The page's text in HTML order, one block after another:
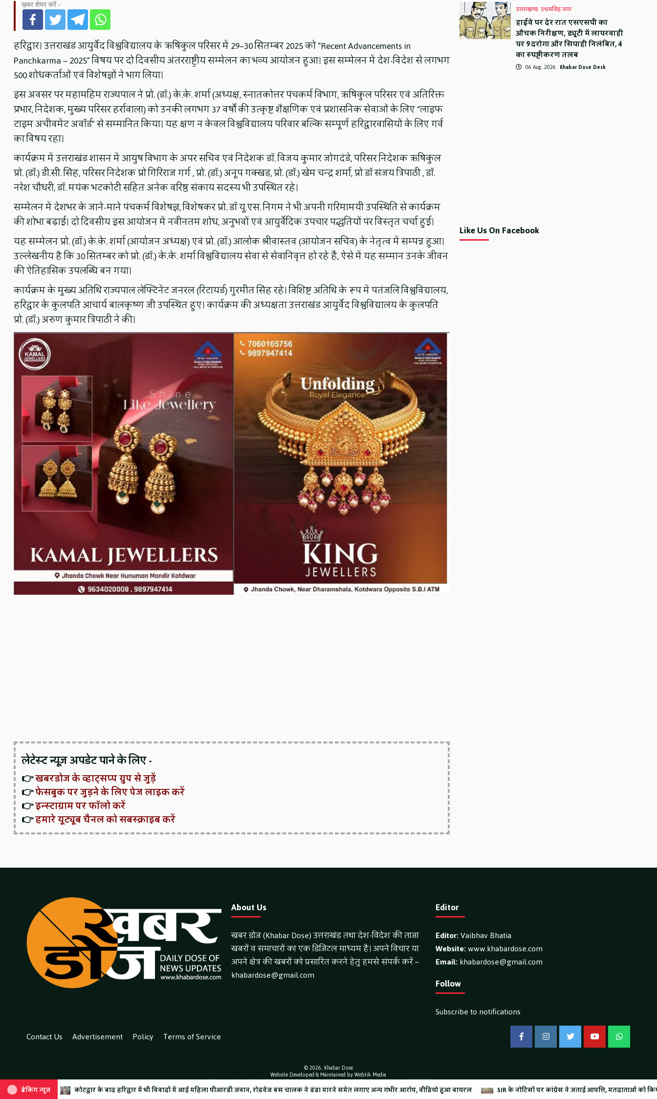
ख़बर शेयर करें -
हरिद्वार। उत्तराखंड आयुर्वेद विश्वविद्यालय के ऋषिकुल परिसर में 29–30 सितम्बर 2025 को “Recent Advancements in
Panchkarma – 2025” विषय पर दो दिवसीय अंतरराष्ट्रीय सम्मेलन का भव्य आयोजन हुआ। इस सम्मेलन में देश-विदेश से लगभग
500 शोधकर्ताओं एवं विशेषज्ञों ने भाग लिया।
इस अवसर पर महामहिम राज्यपाल ने प्रो. (डॉ.) के.के. शर्मा (अध्यक्ष, स्नातकोत्तर पंचकर्म विभाग, ऋषिकुल परिसर एवं अतिरिक्त
प्रभार, निदेशक, मुख्य परिसर हर्रावाला) को उनकी लगभग 37 वर्षों की उत्कृष्ट शैक्षणिक एवं प्रशासनिक सेवाओं के लिए “लाइफ
टाइम अचीवमेंट अवॉर्ड” से सम्मानित किया। यह क्षण न केवल विश्वविद्यालय परिवार बल्कि सम्पूर्ण हरिद्वारवासियों के लिए गर्व
का विषय रहा।
कार्यक्रम में उत्तराखंड शासन में आयुष विभाग के अपर सचिव एवं निदेशक डॉ. विजय कुमार जोगदंडे, परिसर निदेशक ऋषिकुल
प्रो. (डॉ.) डी.सी. सिंह, परिसर निदेशक प्रो गिरिराज गर्ग , प्रो. (डॉ.) अनूप गक्खड़, प्रो. (डॉ.) खेम चन्द्र शर्मा, प्रो डॉ संजय त्रिपाठी , डॉ.
नरेश चौधरी, डॉ. मयंक भटकोटी सहित अनेक वरिष्ठ संकाय सदस्य भी उपस्थित रहे।
सम्मेलन में देशभर के जाने-माने पंचकर्म विशेषज्ञ, विशेषकर प्रो. डॉ यू.एस. निगम ने भी अपनी गरिमामयी उपस्थिति से कार्यक्रम
की शोभा बढ़ाई। दो दिवसीय इस आयोजन में नवीनतम शोध, अनुभवों एवं आयुर्वेदिक उपचार पद्धतियों पर विस्तृत चर्चा हुई।
यह सम्मेलन प्रो. (डॉ.) के.के. शर्मा (आयोजन अध्यक्ष) एवं प्रो. (डॉ.) आलोक श्रीवास्तव (आयोजन सचिव) के नेतृत्व में सम्पन्न हुआ।
उल्लेखनीय है कि 30 सितम्बर को प्रो. (डॉ.) के.के. शर्मा विश्वविद्यालय सेवा से सेवानिवृत्त हो रहे हैं, ऐसे में यह सम्मान उनके जीवन
की ऐतिहासिक उपलब्धि बन गया।
कार्यक्रम के मुख्य अतिथि राज्यपाल लेफ्टिनेंट जनरल (रिटायर्ड) गुरमीत सिंह रहे। विशिष्ट अतिथि के रूप में पतंजलि विश्वविद्यालय,
हरिद्वार के कुलपति आचार्य बालकृष्ण जी उपस्थित हुए। कार्यक्रम की अध्यक्षता उत्तराखंड आयुर्वेद विश्वविद्यालय के कुलपति
प्रो. (डॉ.) अरुण कुमार त्रिपाठी ने की।
लेटेस्ट न्यूज़ अपडेट पाने के लिए -
👉खबरडोज के व्हाट्सप्प ग्रुप से जुड़ें
👉फेसबुक पर जुड़ने के लिए पेज लाइक करें
👉इन्स्टाग्राम पर फॉलो करें
👉हमारे यूट्यूब चैनल को सबस्क्राइब करें
उत्तराखण्ड उधमसिंह नगर
हाईवे पर देर रात एसएसपी का
औचक निरीक्षण, ड्यूटी में लापरवाही
पर 9 दरोगा और सिपाही निलंबित, 4
का स्पष्टीकरण तलब
06 Aug, 2026 Khabar Dose Desk
Like Us On Facebook
ब्रेकिंग न्यूज़
गंभीर आरोप, वीडियो हुआ वायरल SIR के नोटिसों पर कांग्रेस ने जताई आपत्ति, मतदाताओं को किया जा रहा परेशान: बोले राष्ट्रीय प्रवक्ता आलोक शर्मा कोटद्वार पुलिस ने घर में चोरी का किया खुलासा, तीन शातिर चोर गिरफ्तार, सोने-
About Us
खबर डोज (Khabar Dose) उत्तराखंड तथा देश-विदेश की ताजा
खबरों व समाचारों का एक डिजिटल माध्यम है। अपने विचार या
अपने क्षेत्र की खबरों को प्रसारित करने हेतु हमसे संपर्क करें –
khabardose@gmail.com
Editor
Editor:Vaibhav Bhatia
Website:www.khabardose.com
Email:khabardose@gmail.com
Follow
Subscribe to notifications
Contact Us
Advertisement Policy Terms of Service FacebookInstagramTwitter YouTubeWhatsApp
© 2026, Khabar Dose
Website Developed & Maintained by Webtik Media
All content and news on this website are published solely by the website owner. Webtik Media assumes no responsibility for its content.
ब्रेकिंग न्यूज़
के बाद हरिद्वार में भी विवादों में आई महिला पीआरडी जवान, रोडवेज बस चालक ने डंडा मारने समेत लगाए अन्य गंभीर आरोप, वीडियो हुआ वायरल SIR के नोटिसों पर कांग्रेस ने जताई आपत्ति, मतदाताओं को किया जा रहा परेशान: बोले राष्ट्रीय